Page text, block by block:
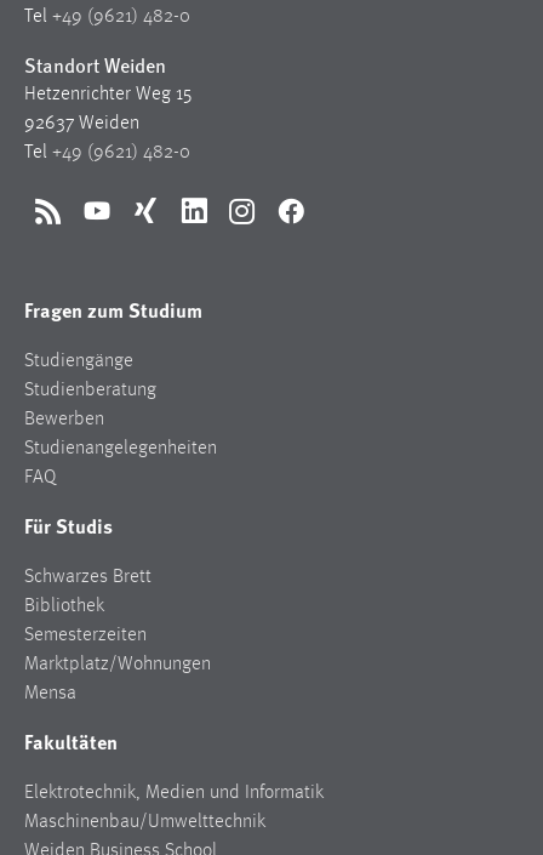
Tel +49 (9621) 482-0
Standort Weiden
Hetzenrichter Weg 15
92637 Weiden
Tel +49 (9621) 482-0
RSS YouTubeXing LinkedInInstagramFacebook
Fragen zum Studium
Studiengänge
Studienberatung
Bewerben
Studienangelegenheiten
FAQ
Für Studis
Schwarzes Brett
Bibliothek
Semesterzeiten
Marktplatz/Wohnungen
Mensa
Fakultäten
Elektrotechnik, Medien und Informatik
Maschinenbau/Umwelttechnik